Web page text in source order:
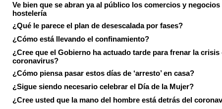
Ve bien que se abran ya al público los comercios y negocios
hostelería
¿Qué le parece el plan de desescalada por fases?
¿Cómo está llevando el confinamiento?
¿Cree que el Gobierno ha actuado tarde para frenar la crisis
coronavirus?
¿Cómo piensa pasar estos días de ‘arresto’ en casa?
¿Sigue siendo necesario celebrar el Día de la Mujer?
¿Cree usted que la mano del hombre está detrás del